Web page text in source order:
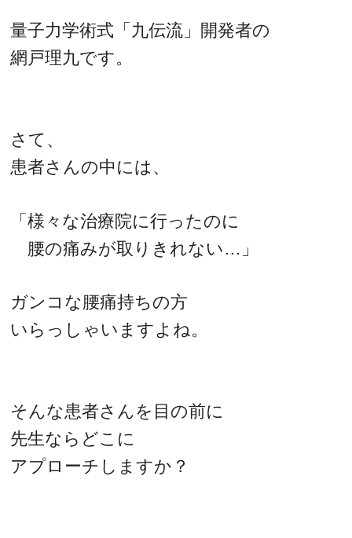
量子力学術式「九伝流」開発者の
網戸理九です。
さて、
患者さんの中には、
「様々な治療院に行ったのに
腰の痛みが取りきれない…」
ガンコな腰痛持ちの方
いらっしゃいますよね。
そんな患者さんを目の前に
先生ならどこに
アプローチしますか？